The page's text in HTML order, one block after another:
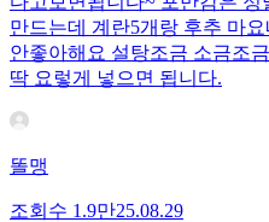
만드는데 계란5개랑 후추 마
안좋아해요 설탕조금 소금조
딱 요렇게 넣으면 됩니다.
똘맹
조회수 1.9만25.08.29